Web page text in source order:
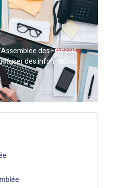
des Français
des informations